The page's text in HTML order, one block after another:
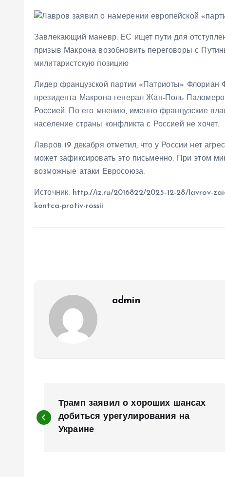
Завлекающий маневр: ЕС ищет пути для
призыв Макрона возобновить переговоры с
милитаристскую позицию
Лидер французской партии «Патриоты» Флориан
президента Макрона генерал Жан-Поль Паломеро
Россией. По его мнению, именно французские
население страны конфликта с Россией не хочет.
Лавров 19 декабря отметил, что у России нет
может зафиксировать это письменно. При этом
возможные атаки Евросоюза.
Источник: http://iz.ru/2016822/2025-12-28/lavrov-
kontca-protiv-rossii
admin
а
Трамп заявил о хороших шансах
добиться урегулирования на
Украине